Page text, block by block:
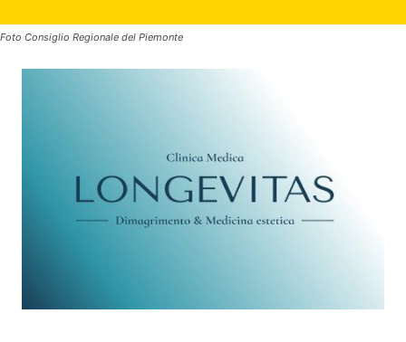
Foto Consiglio Regionale del Piemonte